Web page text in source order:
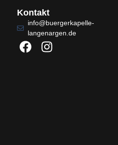
Kontakt
info@buergerkapelle-
langenargen.de